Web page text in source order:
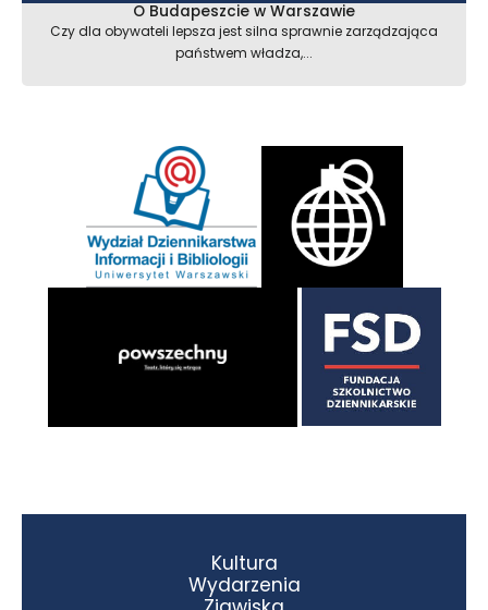
O Budapeszcie w Warszawie
Czy dla obywateli lepsza jest silna sprawnie zarządzająca
państwem władza,...
Kultura
Wydarzenia